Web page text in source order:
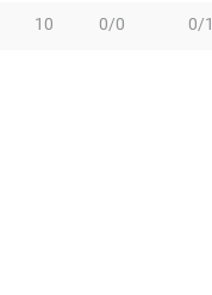
10 0/0 0/1